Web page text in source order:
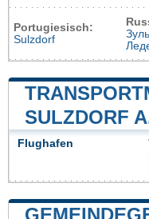
Portugiesisch:
Sulzdorf
SULZDORF
Flughafen